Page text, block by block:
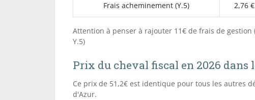
Frais acheminement (Y.5) 2,76 €
Attention à penser à rajouter 11€ de frais de gestion
Y.5)
Prix du cheval fiscal en 2026 dans
Ce prix de 51,2€ est identique pour tous les autres
d'Azur.